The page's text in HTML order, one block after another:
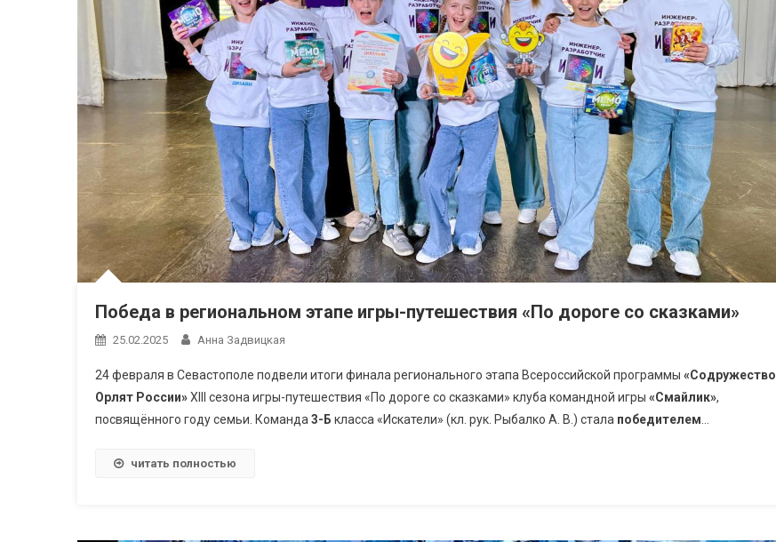
Победа в региональном этапе игры-путешествия «По дороге со сказками»
25.02.2025 Анна Задвицкая
24 февраля в Севастополе подвели итоги финала регионального этапа Всероссийской программы «Содружество
Орлят России»XIII сезона игры-путешествия «По дороге со сказками» клуба командной игры «Смайлик»,
посвящённого году семьи. Команда 3-Б класса «Искатели» (кл. рук. Рыбалко А. В.) стала победителем
читать полностью